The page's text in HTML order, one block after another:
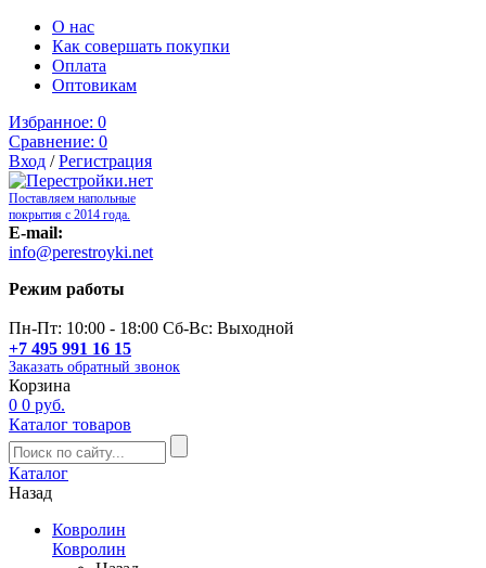
О нас
Как совершать покупки
Оплата
Оптовикам
Избранное: 0
Сравнение: 0
Вход /Регистрация
Поставляем напольные
покрытия с 2014 года.
E-mail:
info@perestroyki.net
Режим работы
Пн-Пт: 10:00 - 18:00 Сб-Вс: Выходной
+7 495 991 16 15
Заказать обратный звонок
Корзина
0 0 руб.
Каталог товаров
Каталог
Назад
Ковролин
Ковролин